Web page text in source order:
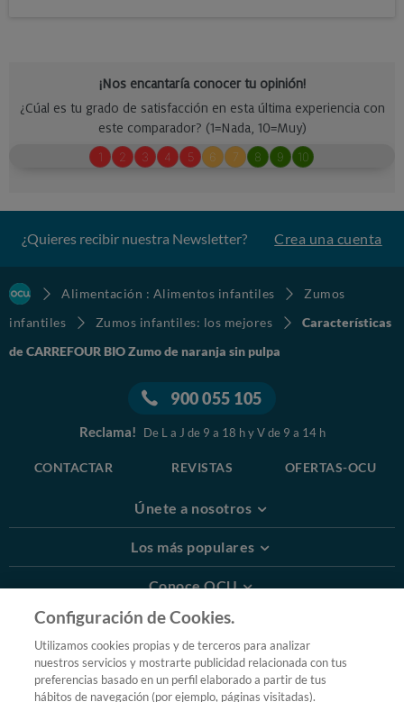
¿Quieres recibir nuestra Newsletter? Crea una cuenta
Alimentación : Alimentos infantiles
Zumos
infantiles
Zumos infantiles: los mejores
Características
de CARREFOUR BIO Zumo de naranja sin pulpa
900 055 105
Reclama! De L a J de 9 a 18 h y V de 9 a 14 h
CONTACTAR REVISTAS OFERTAS-OCU
Únete a nosotros
Los más populares
Conoce OCU
Más Información
© 2026 OCU
Condiciones generales de contratación de OCU
Configuración de Cookies.
Utilizamos cookies propias y de terceros para analizar
nuestros servicios y mostrarte publicidad relacionada con tus
preferencias basado en un perfil elaborado a partir de tus
hábitos de navegación (por ejemplo, páginas visitadas).